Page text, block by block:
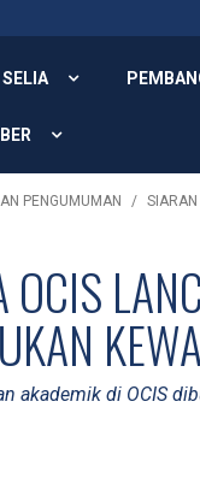
SELIA
PENGUMUMAN
akademik di OCIS